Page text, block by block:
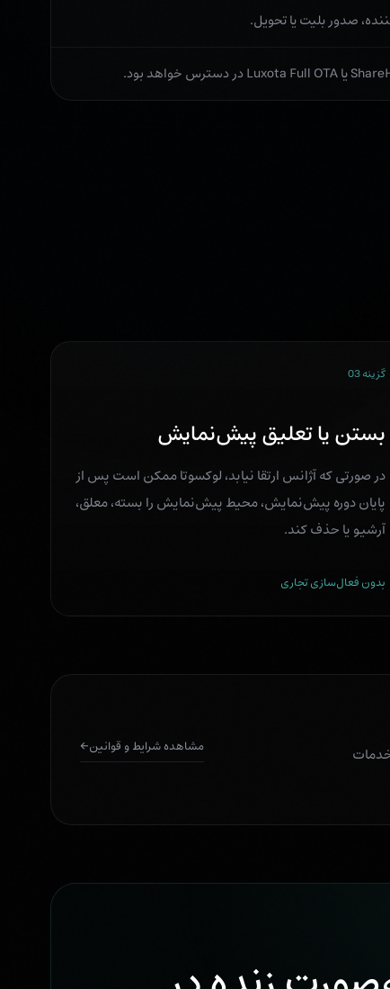
صدور بلیت یا تحویل.
گزینه 03
بستن یا تعلیق پیش‌نمایش
در صورتی که آژانس ارتقا نیابد، لوکسوتا ممکن است پس از
پایان دوره پیش‌نمایش، محیط پیش‌نمایش را بسته، معلق،
آرشیو یا حذف کند.
بدون فعال‌سازی تجاری
مشاهده شرایط و قوانین←